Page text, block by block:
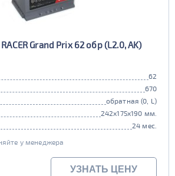
Grand Prix 62 обр (L2.0, AK)
62
670
обратная (0, L)
242x175x190 мм.
24 мес.
у менеджера
УЗНАТЬ ЦЕНУ